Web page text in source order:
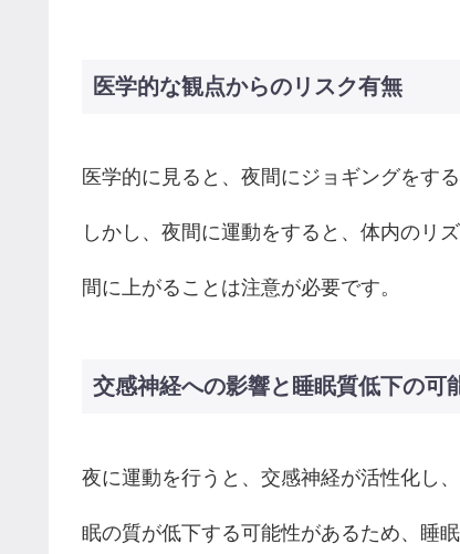
医学的な観点からのリスク有無
医学的に見ると、夜間にジョギングをす
しかし、夜間に運動をすると、体内のリ
間に上がることは注意が必要です。
交感神経への影響と睡眠質低下の可
夜に運動を行うと、交感神経が活性化し
眠の質が低下する可能性があるため、睡